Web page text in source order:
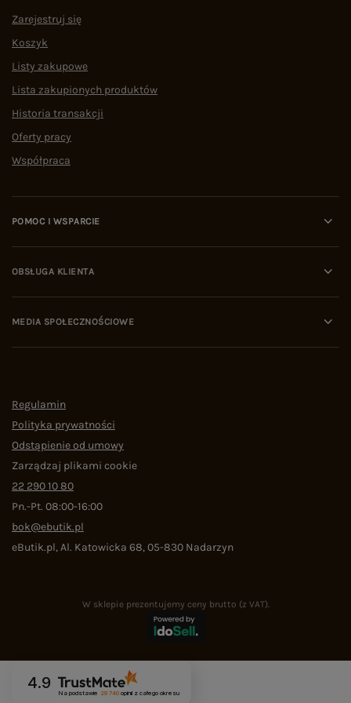
Zarejestruj się
Koszyk
Listy zakupowe
Lista zakupionych produktów
Historia transakcji
Oferty pracy
Współpraca
POMOC I WSPARCIE
OBSŁUGA KLIENTA
MEDIA SPOŁECZNOŚCIOWE
Regulamin
Polityka prywatności
Odstąpienie od umowy
Zarządzaj plikami cookie
22 290 10 80
Pn.-Pt. 08:00-16:00
bok@ebutik.pl
eButik.pl,Al. Katowicka 68,05-830 Nadarzyn
W sklepie prezentujemy ceny brutto (z VAT).
4.9
Na podstawie 29 740opinii z całego okresu